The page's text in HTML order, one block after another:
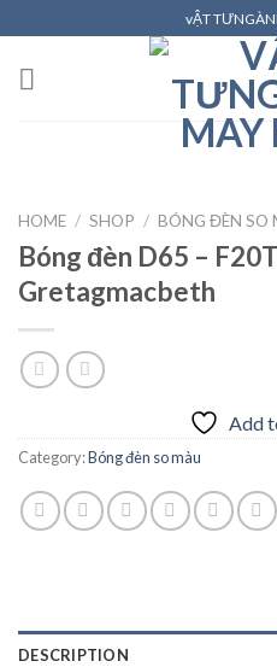
to
content
vẬT
HOME / SHOP / BÓNG ĐÈN SO
Bóng đèn D65 –
Gretagmacbeth
Add
Category:Bóng đèn so màu
DESCRIPTION